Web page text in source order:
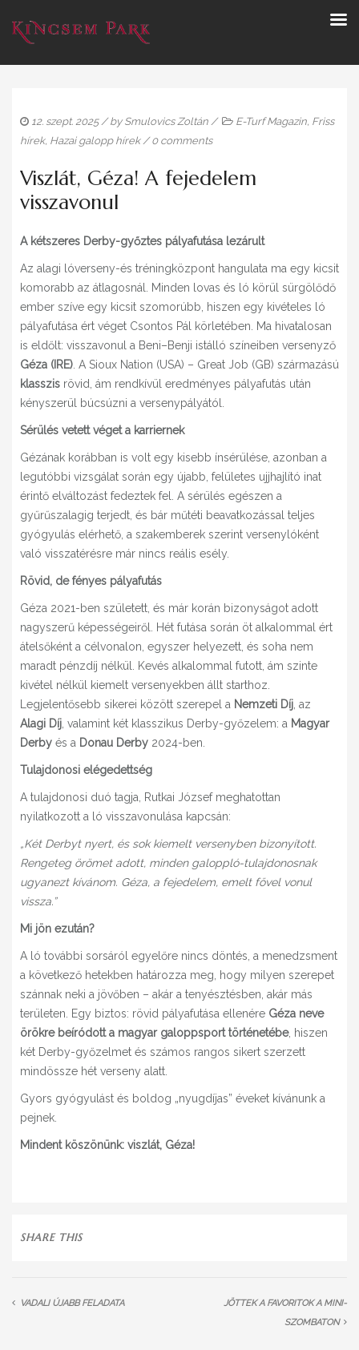
12. szept. 2025/ by Smulovics Zoltán / E-Turf Magazin, Friss
hírek, Hazai galopp hírek/0 comments
Viszlát, Géza! A fejedelem
visszavonul
A kétszeres Derby-győztes pályafutása lezárult
Az alagi lóverseny-és tréningközpont hangulata ma egy kicsit
komorabb az átlagosnál. Minden lovas és ló körül sürgölődő
ember szíve egy kicsit szomorúbb, hiszen egy kivételes ló
pályafutása ért véget Csontos Pál körletében. Ma hivatalosan
is eldőlt: visszavonul a Beni–Benji istálló színeiben versenyző
Géza (IRE) . A Sioux Nation (USA) – Great Job (GB) származású
klasszis rövid, ám rendkívül eredményes pályafutás után
kényszerül búcsúzni a versenypályától.
Sérülés vetett véget a karriernek
Gézának korábban is volt egy kisebb ínsérülése, azonban a
legutóbbi vizsgálat során egy újabb, felületes ujjhajlító inat
érintő elváltozást fedeztek fel. A sérülés egészen a
gyűrűszalagig terjedt, és bár műtéti beavatkozással teljes
gyógyulás elérhető, a szakemberek szerint versenylóként
való visszatérésre már nincs reális esély.
Rövid, de fényes pályafutás
Géza 2021-ben született, és már korán bizonyságot adott
nagyszerű képességeiről. Hét futása során öt alkalommal ért
átelsőként a célvonalon, egyszer helyezett, és soha nem
maradt pénzdíj nélkül. Kevés alkalommal futott, ám szinte
kivétel nélkül kiemelt versenyekben állt starthoz.
Legjelentősebb sikerei között szerepel a Nemzeti Díj , az
Alagi Díj , valamint két klasszikus Derby-győzelem: a Magyar
Derby és a Donau Derby 2024-ben.
Tulajdonosi elégedettség
A tulajdonosi duó tagja, Rutkai József meghatottan
nyilatkozott a ló visszavonulása kapcsán:
„Két Derbyt nyert, és sok kiemelt versenyben bizonyított.
Rengeteg örömet adott, minden galoppló-tulajdonosnak
ugyanezt kívánom. Géza, a fejedelem, emelt fővel vonul
vissza.”
Mi jön ezután?
A ló további sorsáról egyelőre nincs döntés, a menedzsment
a következő hetekben határozza meg, hogy milyen szerepet
szánnak neki a jövőben – akár a tenyésztésben, akár más
területen. Egy biztos: rövid pályafutása ellenére Géza neve
örökre beíródott a magyar galoppsport történetébe, hiszen
két Derby-győzelmet és számos rangos sikert szerzett
mindössze hét verseny alatt.
Gyors gyógyulást és boldog „nyugdíjas” éveket kívánunk a
pejnek.
Mindent köszönünk: viszlát, Géza!
SHARE THIS
VADALI ÚJABB FELADATA
JÖTTEK A FAVORITOK A MINI-
SZOMBATON